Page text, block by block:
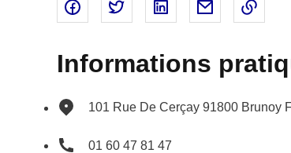
Partager sur Facebook - nouvelle
Partager sur Twitter -
Partager sur Linked
Partager
Informations
101 Rue De Cerçay 91800 Brunoy
01 60 47 81 47